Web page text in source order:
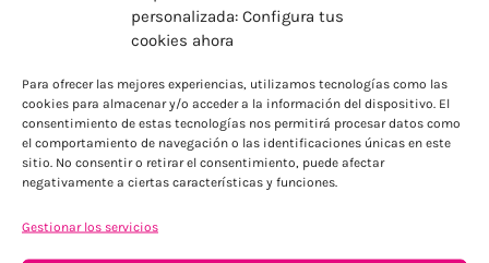
personalizada: Configura tus
cookies ahora
Para ofrecer las mejores experiencias, utilizamos tecnologías como las
cookies para almacenar y/o acceder a la información del dispositivo. El
consentimiento de estas tecnologías nos permitirá procesar datos como
el comportamiento de navegación o las identificaciones únicas en este
sitio. No consentir o retirar el consentimiento, puede afectar
negativamente a ciertas características y funciones.
Gestionar los servicios
Para Península, resto consultar